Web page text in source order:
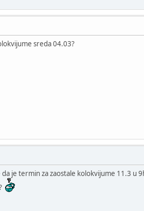
sreda 04.03?
je termin za zaostale kolokvijume 11.3 u